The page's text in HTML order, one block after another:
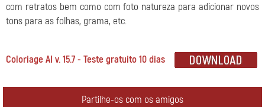
com retratos bem como com foto natureza para adicionar novos
tons para as folhas, grama, etc.
Coloriage AI v. 15.7 - Teste gratuito 10 dias
Partilhe-os com os amigos